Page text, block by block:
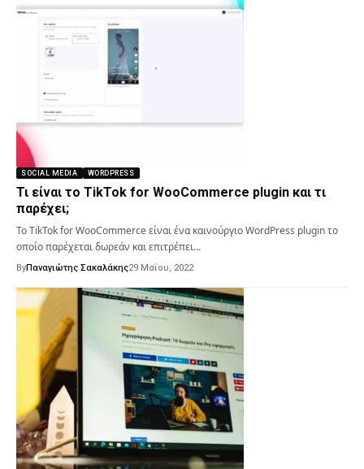
SOCIAL MEDIA WORDPRESS
Τι είναι το TikTok for WooCommerce plugin και τι
παρέχει;
Το TikTok for WooCommerce είναι ένα καινούργιο WordPress plugin το
οποίο παρέχεται δωρεάν και επιτρέπει…
ByΠαναγιώτης Σακαλάκης29 Μαΐου, 2022